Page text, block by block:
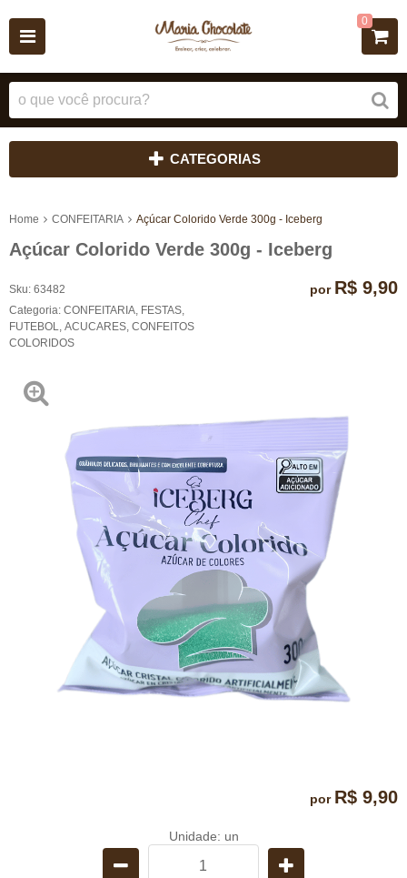
0
CATEGORIAS
Home CONFEITARIA Açúcar Colorido Verde 300g - Iceberg
Açúcar Colorido Verde 300g - Iceberg
Sku: 63482
Categoria: CONFEITARIA FESTAS
FUTEBOL
ACUCARES CONFEITOS
COLORIDOS
por R$ 9,90
por R$ 9,90
Unidade: un